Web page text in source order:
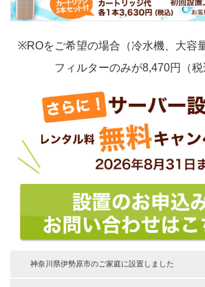
※ROをご希望の場合（冷水機、大容
フィルターのみが8,470円（税
神奈川県伊勢原市のご家庭に設置しました